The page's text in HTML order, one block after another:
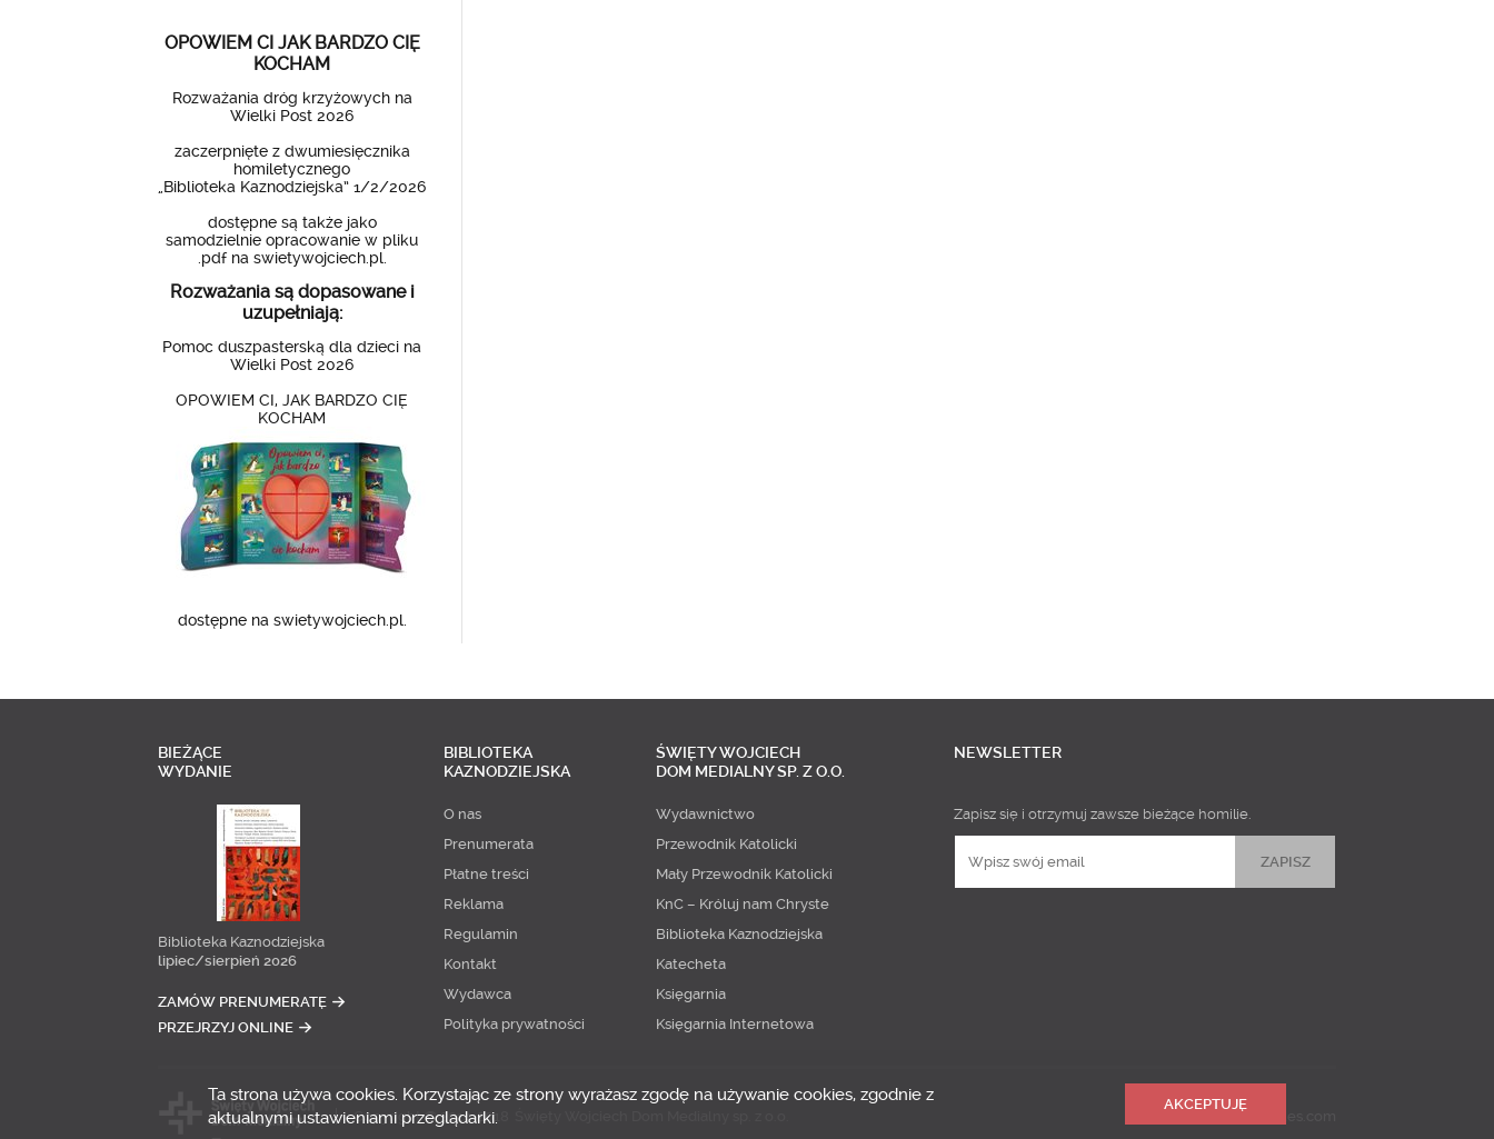
OPOWIEM CI JAK BARDZO CIĘ
KOCHAM
Rozważania dróg krzyżowych na
Wielki Post 2026
zaczerpnięte z dwumiesięcznika
homiletycznego
„Biblioteka Kaznodziejska” 1/2/2026
dostępne są także jako
samodzielnie opracowanie w pliku
.pdf na swietywojciech.pl.
Rozważania są dopasowane i
uzupełniają:
Pomoc duszpasterską dla dzieci na
Wielki Post 2026
OPOWIEM CI, JAK BARDZO CIĘ
KOCHAM
dostępne na swietywojciech.pl.
BIEŻĄCE
WYDANIE
Biblioteka Kaznodziejska
lipiec/sierpień 2026
ZAMÓW PRENUMERATĘ
PRZEJRZYJ ONLINE
BIBLIOTEKA
KAZNODZIEJSKA
O nas
Prenumerata
Płatne treści
Reklama
Regulamin
Kontakt
Wydawca
Polityka prywatności
ŚWIĘTY WOJCIECH
DOM MEDIALNY SP. Z O.O.
Wydawnictwo
Przewodnik Katolicki
Mały Przewodnik Katolicki
KnC – Króluj nam Chryste
Biblioteka Kaznodziejska
Katecheta
Księgarnia
Księgarnia Internetowa
NEWSLETTER
Zapisz się i otrzymuj zawsze bieżące homilie.
Copyright © 2014-2018 Predictes.com
Ta strona używa cookies. Korzystając ze strony wyrażasz zgodę na używanie cookies, zgodnie z
aktualnymi ustawieniami przeglądarki.
AKCEPTUJĘ